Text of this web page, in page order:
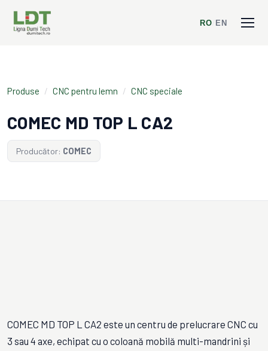
RO EN
Produse / CNC pentru lemn / CNC speciale
COMEC MD TOP L CA2
Producător: COMEC
COMEC MD TOP L CA2 este un centru de prelucrare CNC cu
3 sau 4 axe, echipat cu o coloană mobilă multi-mandrini și